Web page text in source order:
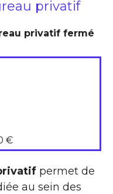
privatif
privatif fermé
€
permet de
au sein des